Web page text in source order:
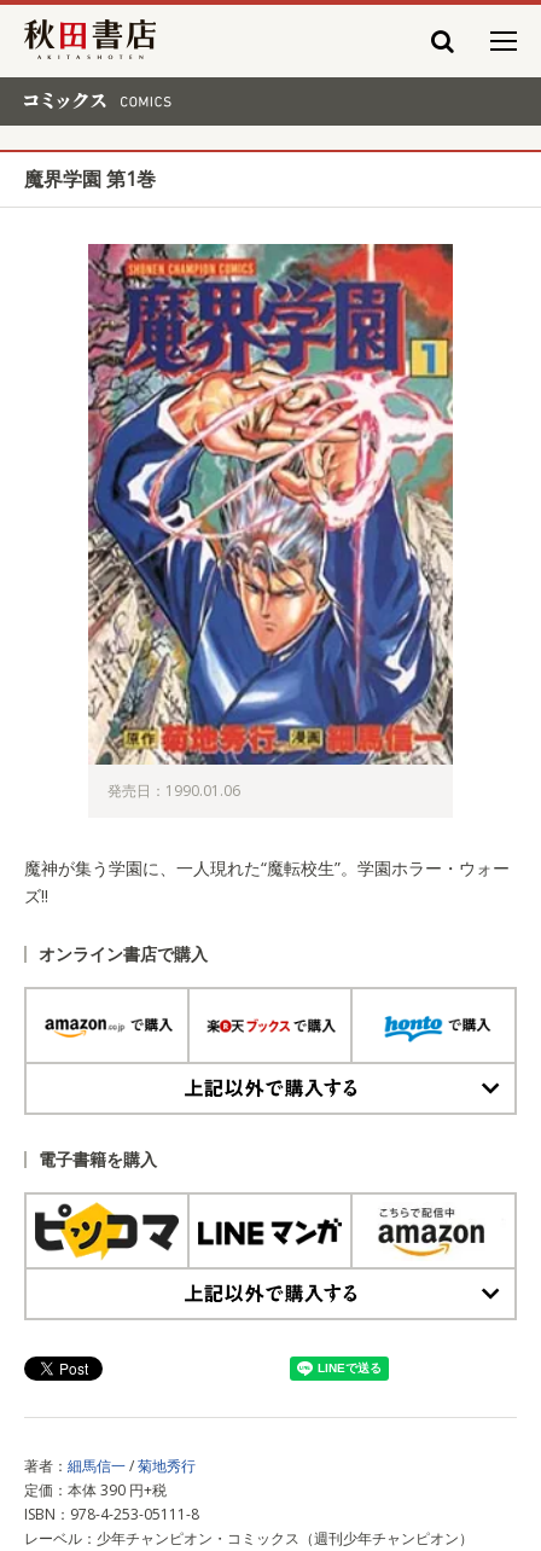
秋田書店
魔界学園 第1巻
発売日：1990.01.06
魔神が集う学園に、一人現れた“魔転校生”。学園ホラー・ウォー
ズ!!
オンライン書店で購入
電子書籍を購入
著者： 細馬信一/菊地秀行
定価：本体 390 円+税
ISBN：978-4-253-05111-8
レーベル：少年チャンピオン・コミックス（週刊少年チャンピオン）